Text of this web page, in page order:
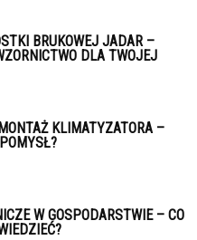
BRUKOWEJ JADAR –
DLA TWOJEJ
KLIMATYZATORA –
W GOSPODARSTWIE – CO